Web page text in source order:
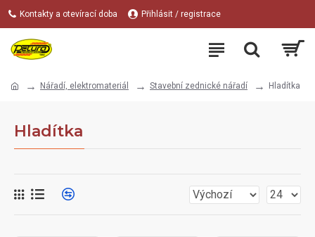
Kontakty a otevírací doba Přihlásit / registrace
Nářadí, elektromateriál Stavební zednické nářadí Hladítka
Hladítka